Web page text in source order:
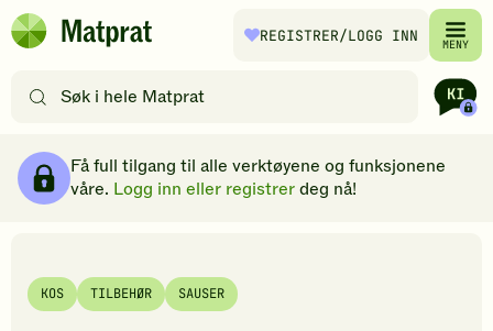
Hopp til hovedinnhold
Matprat
REGISTRER/LOGG INN MENY
etter
filtre
Få full tilgang til alle verktøyene og funksjonene
våre. Logg inn eller registrerdeg nå!
KOS TILBEHØR SAUSER